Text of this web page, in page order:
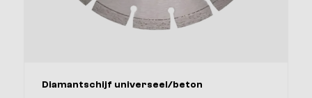
Diamantschijf universeel/beton